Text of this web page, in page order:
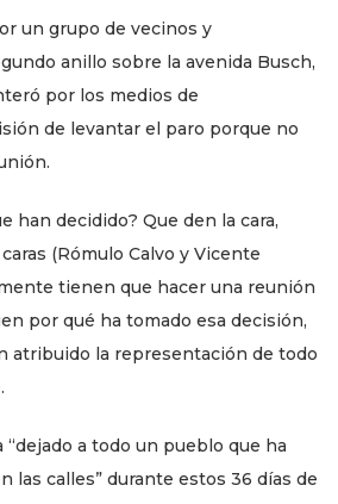
un grupo de vecinos y
anillo sobre la avenida Busch,
por los medios de
de levantar el paro porque no
han decidido? Que den la cara,
(Rómulo Calvo y Vicente
tienen que hacer una reunión
por qué ha tomado esa decisión,
atribuido la representación de todo
“dejado a todo un pueblo que ha
las calles” durante estos 36 días de